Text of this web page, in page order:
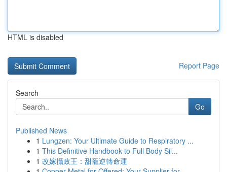
HTML is disabled
Report Page
Search
Go
Published News
1 Lungzen: Your Ultimate Guide to Respiratory ...
1 This Definitive Handbook to Full Body Sil...
1 改嫁攝政王：甜寵逆轉命運